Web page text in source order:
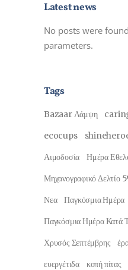
Latest news
No posts were
parameters.
Tags
Bazaar Λάμψη
ecocups
Αιμοδοσία
Ημέρα
Μηχανογραφικό Δελτίο
Νεα
Παγκόσμια Ημέρα
Παγκόσμια Ημέρα Κατά
Χρυσός Σεπτέμβρης
ευεργέτιδα
κοπή πίτας